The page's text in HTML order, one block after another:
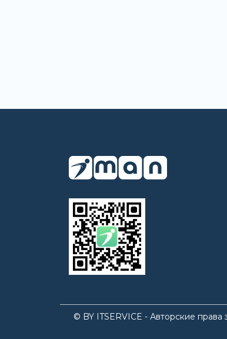
© BY ITSERVICE - Авторские